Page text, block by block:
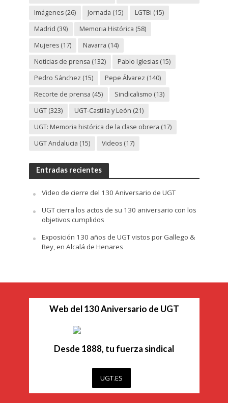
Imágenes(26) Jornada (15) LGTBi (15)
Madrid (39) Memoria Histórica (58)
Mujeres(17) Navarra (14)
Noticias de prensa (132) Pablo Iglesias(15)
Pedro Sánchez (15) Pepe Álvarez (140)
Recorte de prensa (45) Sindicalismo (13)
UGT(323) UGT-Castilla y León (21)
UGT: Memoria histórica de la clase obrera (17)
UGT Andalucia (15) Videos(17)
Entradas recientes
Video de cierre del 130 Aniversario de UGT
UGT cierra los actos de su 130 aniversario con los
objetivos cumplidos
Exposición 130 años de UGT vistos por Gallego &
Rey, en Alcalá de Henares
Web del 130 Aniversario de UGT
Desde 1888, tu fuerza sindical
UGT.ES